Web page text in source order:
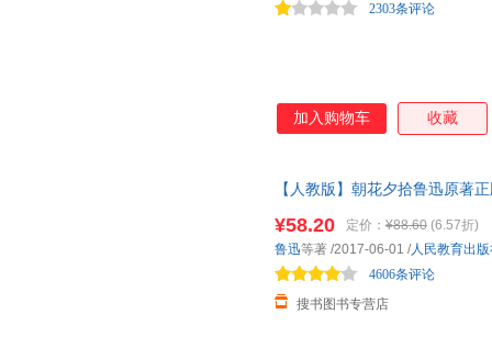
2303条评论
加入购物车 收藏
【人教版】朝花夕拾鲁迅原著
¥58.20 定价： ¥88.60 (6.57折)
搜书图书专营店
4606条评论
鲁迅等著 /2017-06-01 /人民教育出